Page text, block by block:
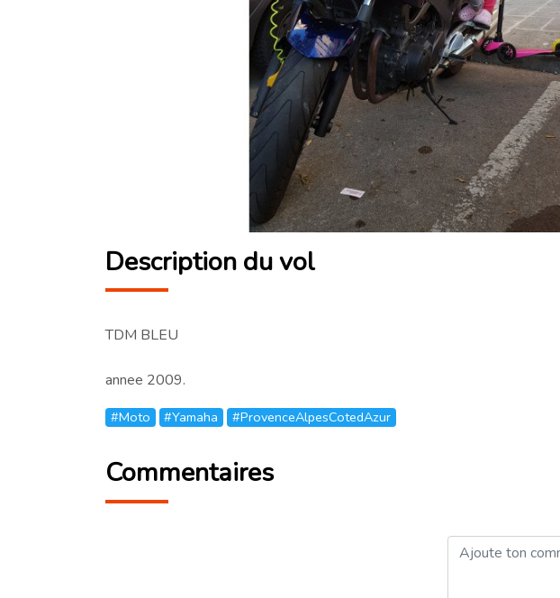
Description du vol
TDM BLEU
annee 2009.
#Moto #Yamaha #ProvenceAlpesCotedAzur
Commentaires